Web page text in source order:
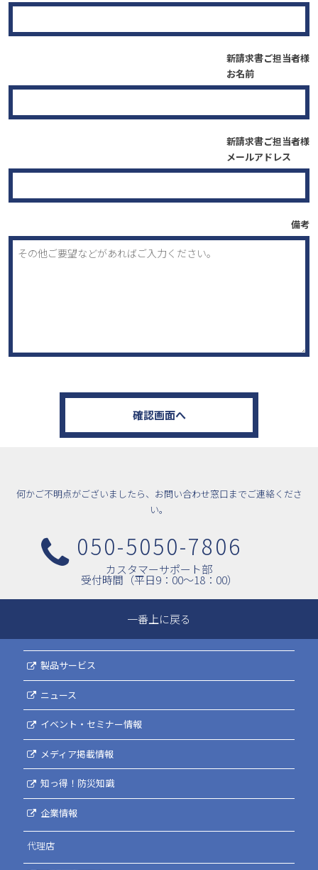
新請求書ご担当者様
お名前
新請求書ご担当者様
メールアドレス
備考
何かご不明点がございましたら、お問い合わせ窓口までご連絡くださ
い。
050-5050-7806
カスタマーサポート部
受付時間（平日9：00〜18：00）
一番上に戻る
製品サービス
ニュース
イベント・セミナー情報
メディア掲載情報
知っ得！防災知識
企業情報
代理店